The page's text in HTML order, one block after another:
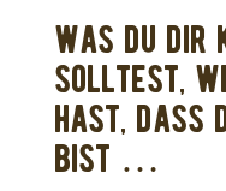
Was Du
solltest,
hast, dass
bist …